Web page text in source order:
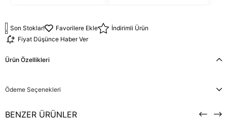
Son Stoklar! Favorilere Ekle
İndirimli Ürün
Fiyat Düşünce Haber Ver
Ürün Özellikleri
Ödeme Seçenekleri
BENZER ÜRÜNLER